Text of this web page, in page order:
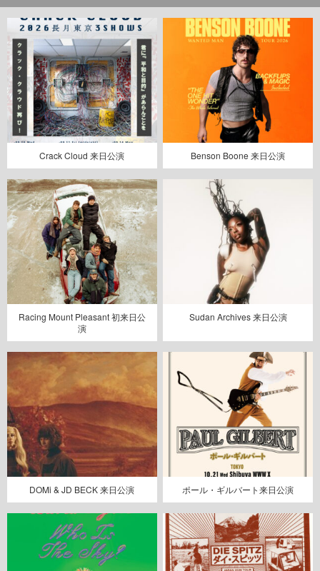
Crack Cloud 来日公演 Benson Boone 来日公演
Racing Mount Pleasant 初来日公
演
Sudan Archives 来日公演
DOMi & JD BECK 来日公演 ポール・ギルバート来日公演